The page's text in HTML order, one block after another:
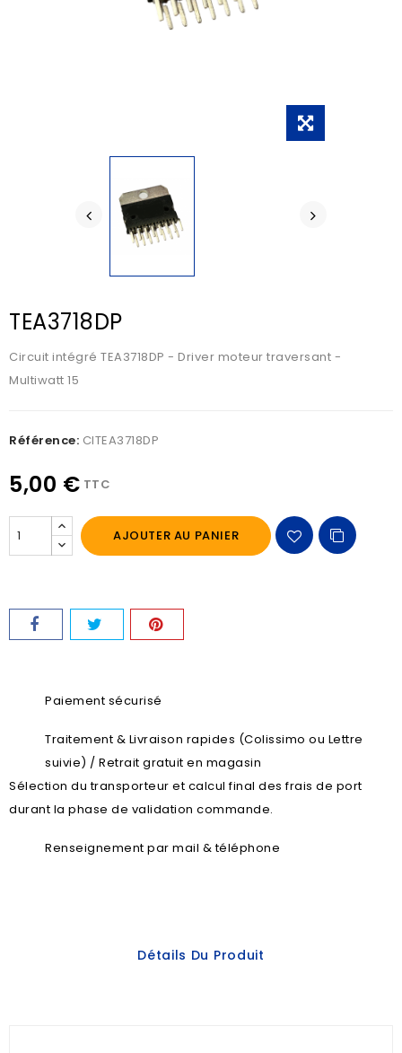
TEA3718DP
Circuit intégré TEA3718DP - Driver moteur traversant -
Multiwatt 15
Référence: CITEA3718DP
5,00 € TTC
AJOUTER AU PANIER
Paiement sécurisé
Traitement & Livraison rapides (Colissimo ou Lettre
suivie) / Retrait gratuit en magasin
Sélection du transporteur et calcul final des frais de port
durant la phase de validation commande.
Renseignement par mail & téléphone
Détails Du Produit